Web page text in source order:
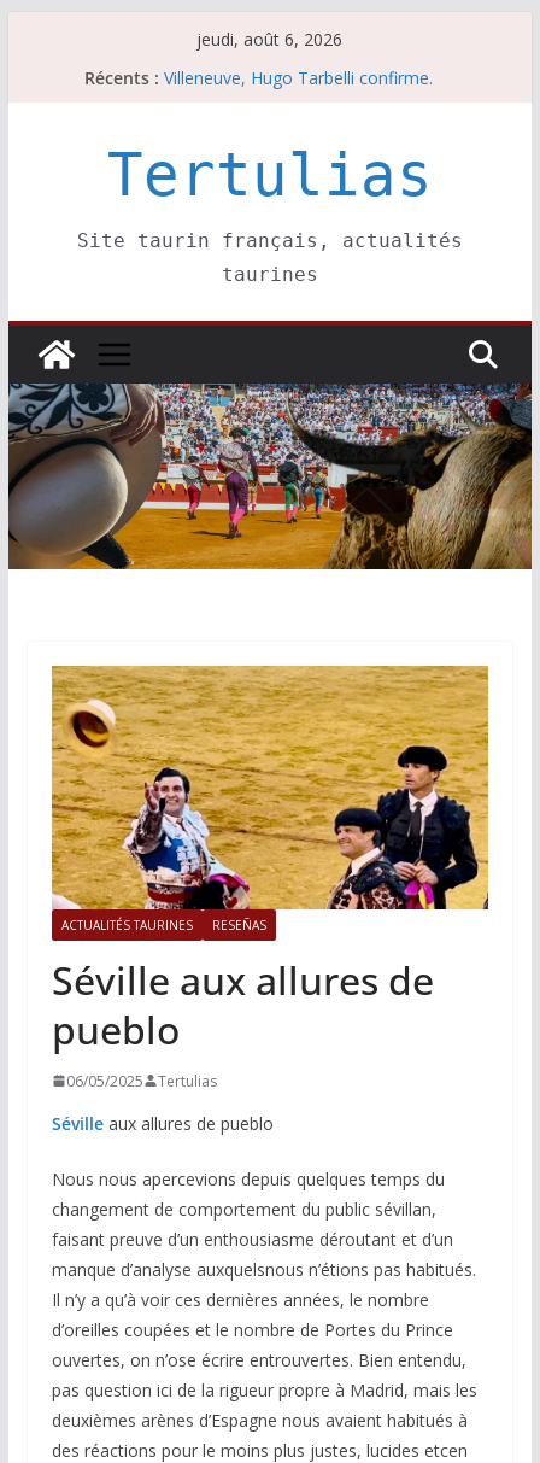
jeudi, août 6, 2026
Récents : Villeneuve, Hugo Tarbelli confirme.
Les brèves du jeudi 6 août
Les brèves du mercredi 5 août
Tertulias
Site taurin français, actualités
taurines
ACTUALITÉS TAURINES RESEÑAS
Séville aux allures de
pueblo
06/05/2025 Tertulias
Sévilleaux allures de pueblo
Nous nous apercevions depuis quelques temps du
changement de comportement du public sévillan,
faisant preuve d’un enthousiasme déroutant et d’un
manque d’analyse auxquelsnous n’étions pas habitués.
Il n’y a qu’à voir ces dernières années, le nombre
d’oreilles coupées et le nombre de Portes du Prince
ouvertes, on n’ose écrire entrouvertes. Bien entendu,
pas question ici de la rigueur propre à Madrid, mais les
deuxièmes arènes d’Espagne nous avaient habitués à
des réactions pour le moins plus justes, lucides etcen